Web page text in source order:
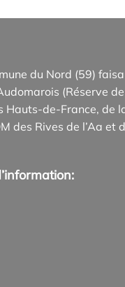
du Nord (59)
(Réserve
Hauts-de-France, de
des Rives de l’Aa et